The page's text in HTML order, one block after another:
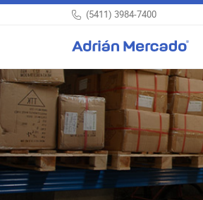
(5411) 3984-7400